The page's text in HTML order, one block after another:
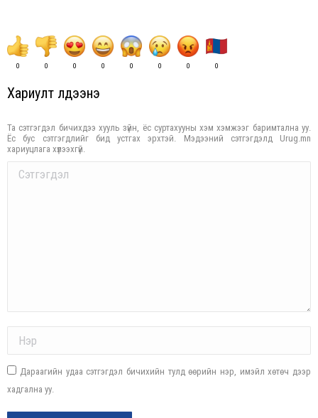
0 0 0 0 0 0 0 0
Хариулт үлдээнэ үү
Та сэтгэгдэл бичихдээ хууль зүйн, ёс суртахууны хэм хэмжээг баримтална уу.
Ёс бус сэтгэгдлийг бид устгах эрхтэй. Мэдээний сэтгэгдэлд Urug.mn
хариуцлага хүлээхгүй.
Comment
Дараагийн удаа сэтгэгдэл бичихийн тулд өөрийн нэр, имэйл хөтөч дээр
хадгална уу.